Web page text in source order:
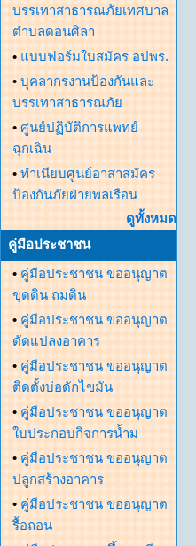
บรรเทาสาธารณภัยเทศบาล
ตำบลดอนศิลา
• แบบฟอร์มใบสมัคร อปพร.
• บุคลากรงานป้องกันและ
บรรเทาสาธารณภัย
• ศูนย์ปฏิบัติการแพทย์
ฉุกเฉิน
• ทำเนียบศูนย์อาสาสมัคร
ป้องกันภัยฝ่ายพลเรือน
ดูทั้งหมด
คู่มือประชาชน
• คู่มือประชาชน ขออนุญาต
ขุดดิน ถมดิน
• คู่มือประชาชน ขออนุญาต
ดัดแปลงอาคาร
• คู่มือประชาชน ขออนุญาต
ติดตั้งบ่อดักไขมัน
• คู่มือประชาชน ขออนุญาต
ใบประกอบกิจการน้ำม
• คู่มือประชาชน ขออนุญาต
ปลูกสร้างอาคาร
• คู่มือประชาชน ขออนุญาต
รื้อถอน